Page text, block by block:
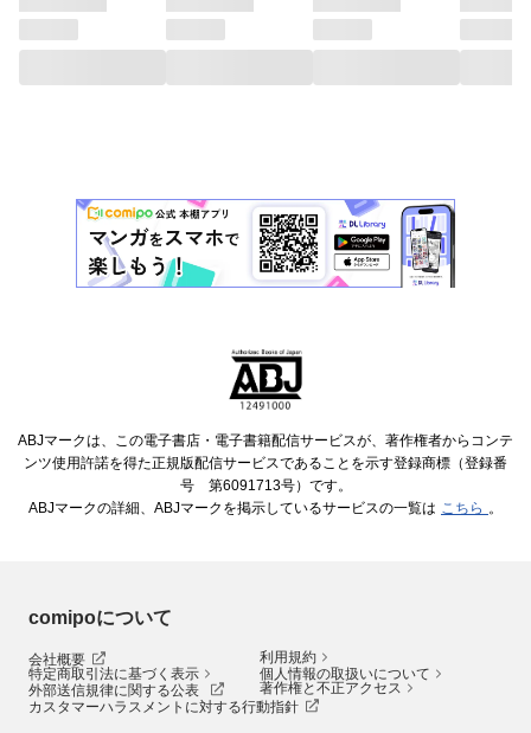
ABJマークは、この電子書店・電子書籍配信サービスが、著作権者からコンテ
ンツ使用許諾を得た正規版配信サービスであることを示す登録商標（登録番
号 第6091713号）です。
ABJマークの詳細、ABJマークを掲示しているサービスの一覧は こちら 。
comipoについて
会社概要
利用規約
特定商取引法に基づく表示
個人情報の取扱いについて
外部送信規律に関する公表
著作権と不正アクセス
カスタマーハラスメントに対する行動指針